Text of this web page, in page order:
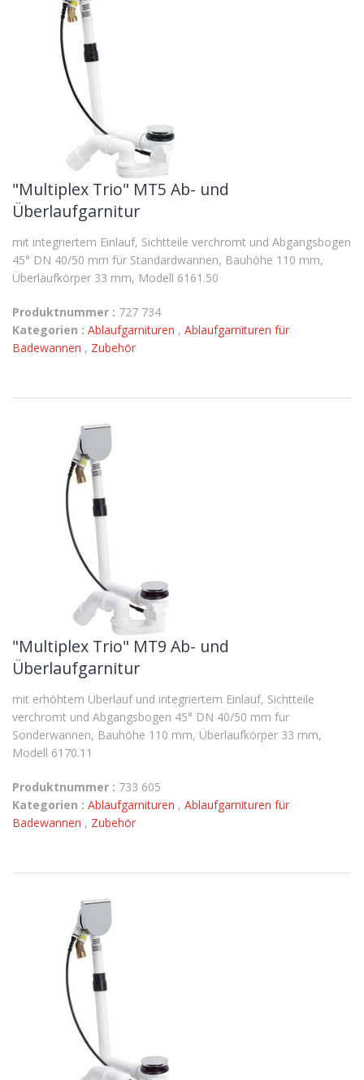
"Multiplex Trio" MT5 Ab- und
Überlaufgarnitur
mit integriertem Einlauf, Sichtteile verchromt und Abgangsbogen
45° DN 40/50 mm für Standardwannen, Bauhöhe 110 mm,
Überlaufkörper 33 mm, Modell 6161.50
Produktnummer : 727 734
Kategorien : Ablaufgarnituren , Ablaufgarnituren für
Badewannen , Zubehör
"Multiplex Trio" MT9 Ab- und
Überlaufgarnitur
mit erhöhtem Überlauf und integriertem Einlauf, Sichtteile
verchromt und Abgangsbogen 45° DN 40/50 mm für
Sonderwannen, Bauhöhe 110 mm, Überlaufkörper 33 mm,
Modell 6170.11
Produktnummer : 733 605
Kategorien : Ablaufgarnituren , Ablaufgarnituren für
Badewannen , Zubehör